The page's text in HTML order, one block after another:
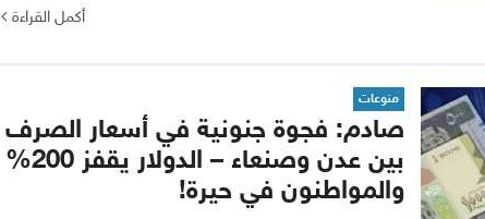
أكمل القراءة
منوعات
صادم: فجوة جنونية في أسعار الصرف
بين عدن وصنعاء – الدولار يقفز 200%
والمواطنون في حيرة!